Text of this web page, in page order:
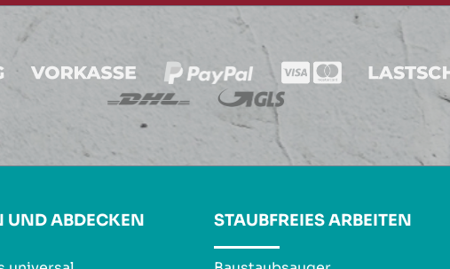
UND ABDECKEN STAUBFREIES ARBEITEN